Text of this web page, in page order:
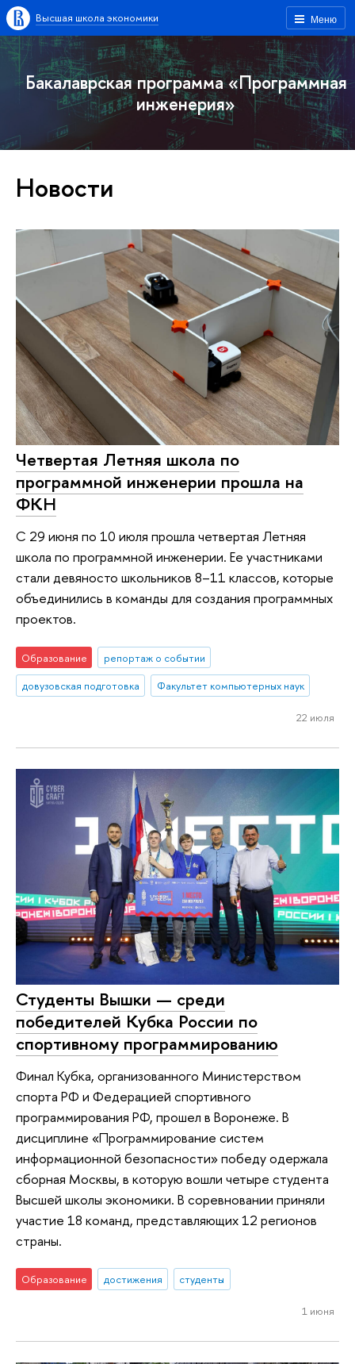
Меню
Высшая школа экономики
Бакалаврская программа «Программная
инженерия»
Новости
Четвертая Летняя школа по
программной инженерии прошла на
ФКН
С 29 июня по 10 июля прошла четвертая Летняя
школа по программной инженерии. Ее участниками
стали девяносто школьников 8–11 классов, которые
объединились в команды для создания программных
проектов.
Образование
репортаж о событии
довузовская подготовка
Факультет компьютерных наук
22 июля
Студенты Вышки — среди
победителей Кубка России по
спортивному программированию
Финал Кубка, организованного Министерством
спорта РФ и Федерацией спортивного
программирования РФ, прошел в Воронеже. В
дисциплине «Программирование систем
информационной безопасности» победу одержала
сборная Москвы, в которую вошли четыре студента
Высшей школы экономики. В соревновании приняли
участие 18 команд, представляющих 12 регионов
страны.
Образование достижения студенты
1 июня